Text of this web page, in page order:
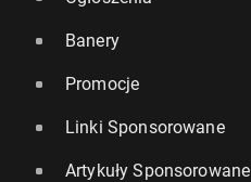
Banery
Promocje
Linki Sponsorowane
Artykuły Sponsorowane